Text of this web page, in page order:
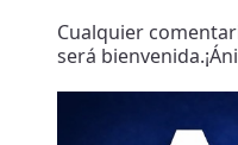
Cualquier
será